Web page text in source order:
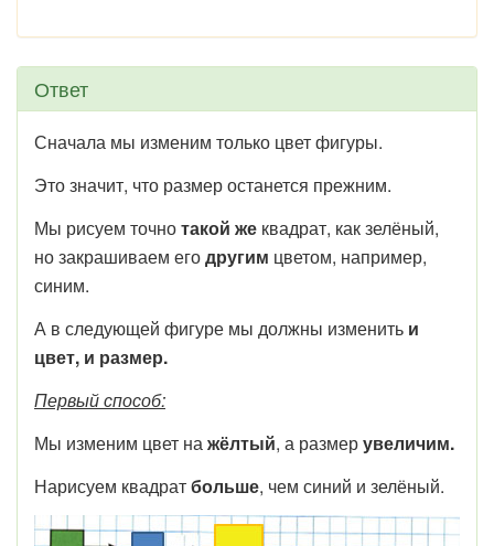
Ответ
Сначала мы изменим только цвет фигуры.
Это значит, что размер останется прежним.
Мы рисуем точнотакой же квадрат, как зелёный,
но закрашиваем егодругим цветом, например,
синим.
А в следующей фигуре мы должны изменить и
цвет, и размер.
Первый способ:
Мы изменим цвет нажёлтый, а размерувеличим.
Нарисуем квадратбольше, чем синий и зелёный.